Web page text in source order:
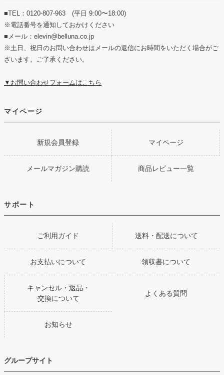
■TEL：0120-807-963 (平日 9:00〜18:00)
※電話番号を通知しておかけください
■メール：elevin@belluna.co.jp
※土日、祝日のお問い合わせはメールの返信にお時間をいただく場合がご
ざいます。ご了承ください。
▼お問い合わせフォームはこちら
マイページ
新規会員登録 マイページ
メールマガジン購読 商品レビュー一覧
サポート
ご利用ガイド 送料・配送について
お支払いについて 領収書について
キャンセル・返品・
交換について
よくある質問
お知らせ
グループサイト